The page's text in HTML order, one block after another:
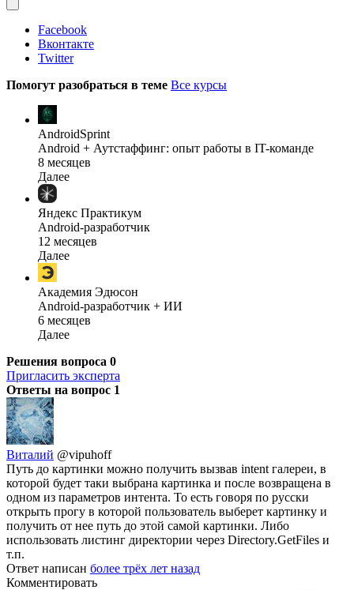
Facebook
Вконтакте
Twitter
Помогут разобраться в теме Все курсы
AndroidSprint
Android + Аутстаффинг: опыт работы в IT-команде
8 месяцев
Далее
Яндекс Практикум
Android-разработчик
12 месяцев
Далее
Академия Эдюсон
Android-разработчик + ИИ
6 месяцев
Далее
Решения вопроса 0
Пригласить эксперта
Ответы на вопрос 1
Виталий @vipuhoff
Путь до картинки можно получить вызвав intent галереи, в
которой будет таки выбрана картинка и после возвращена в
одном из параметров интента. То есть говоря по русски
открыть прогу в которой пользователь выберет картинку и
получить от нее путь до этой самой картинки. Либо
использовать листинг директории через Directory.GetFiles и
т.п.
Ответ написан более трёх лет назад
Комментировать